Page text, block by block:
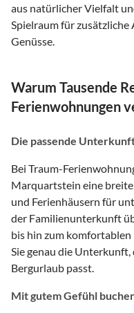
aus natürlicher Vielfalt
Spielraum für
Genüsse.
Warum Tausende
Ferienwohnungen
Die passende
Bei Traum-
Marquartstein eine
und Ferienhäusern für
der Familienunterkunft
bis hin zum komfortablen
Sie genau die
Bergurlaub passt.
Mit gutem Gefühl